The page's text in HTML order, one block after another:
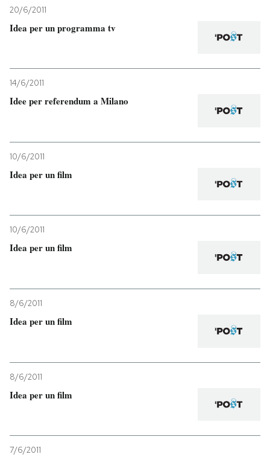
20/6/2011
Idea per un programma tv
14/6/2011
Idee per referendum a Milano
10/6/2011
Idea per un film
10/6/2011
Idea per un film
8/6/2011
Idea per un film
8/6/2011
Idea per un film
7/6/2011